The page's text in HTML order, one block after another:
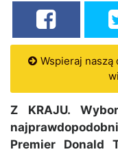
Wspieraj naszą
Z KRAJU.
Premier Donald